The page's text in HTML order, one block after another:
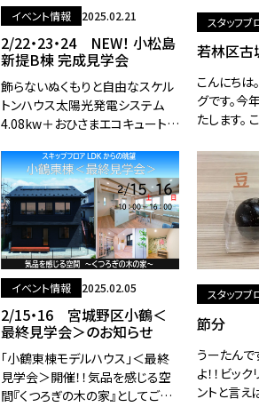
イベント情報 2025.02.21
2/22・23・24 NEW！ 小松島
新提B棟 完成見学会
飾らないぬくもりと自由なスケル
トンハウス太陽光発電システム
4.08kw＋おひさまエコキュート採
鉄「台原駅」も徒歩圏内で、小学校
も中学校も近く、とても便利なエ
リアです。2階がス
スタッフブ
若林区古
こんにちは
グです。今
たします。
2棟完成し
2/24㈪オ
イベント情報 2025.02.05
2/15・16 宮城野区小鶴＜
最終見学会＞のお知らせ
「小鶴東棟モデルハウス」＜最終
見学会＞開催！！気品を感じる空
間『くつろぎの木の家』としてご好
スタッフブ
節分
うーたんで
よ！！ビッ
ントと言